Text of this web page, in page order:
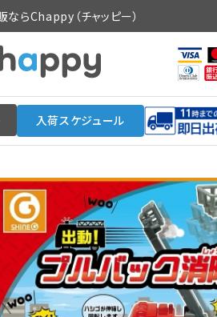
ならChappy（チャッピー）
入荷スケジュール
ルをチェック
本体